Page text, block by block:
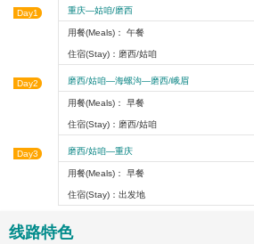
Day1 重庆—姑咱/磨西
用餐(Meals)： 午餐
住宿(Stay)：磨西/姑咱
Day2 磨西/姑咱—海螺沟—磨西/峨眉
用餐(Meals)： 早餐
住宿(Stay)：磨西/姑咱
Day3 磨西/姑咱—重庆
用餐(Meals)： 早餐
住宿(Stay)：出发地
线路特色